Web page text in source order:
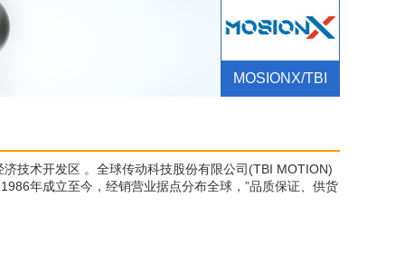
MOSIONX/TBI
技术开发区 。全球传动科技股份有限公司(TBI MOTION)
年成立至今，经销营业据点分布全球，”品质保证、供货